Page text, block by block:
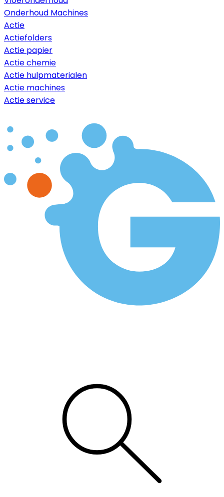
Onderhoud Machines
Actie
Actiefolders
Actie papier
Actie chemie
Actie hulpmaterialen
Actie machines
Actie service